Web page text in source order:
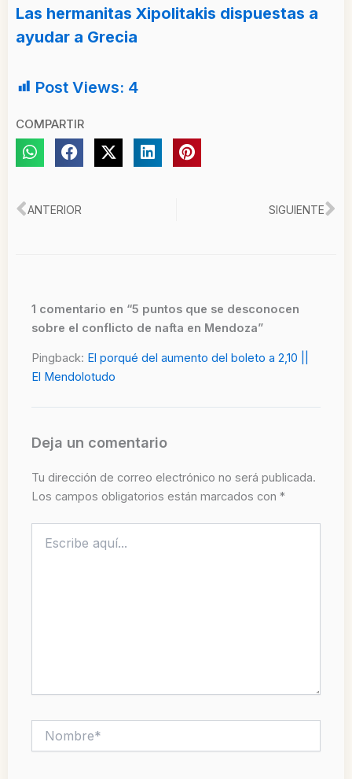
Las hermanitas Xipolitakis dispuestas a
ayudar a Grecia
Post Views: 4
COMPARTIR
Ant
ANTERIOR SIGUIENTE
1 comentario en “5 puntos que se desconocen
sobre el conflicto de nafta en Mendoza”
Pingback: El porqué del aumento del boleto a 2,10 ||
El Mendolotudo
Deja un comentario
Tu dirección de correo electrónico no será publicada.
Los campos obligatorios están marcados con *
aquí...